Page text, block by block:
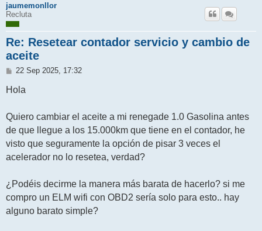
jaumemonllor
Recluta
Re: Resetear contador servicio y cambio de
aceite
M
n
j
e
22 Sep 2025, 17:32
Hola
Quiero cambiar el aceite a mi renegade 1.0 Gasolina antes
de que llegue a los 15.000km que tiene en el contador, he
visto que seguramente la opción de pisar 3 veces el
acelerador no lo resetea, verdad?
¿Podéis decirme la manera más barata de hacerlo? si me
compro un ELM wifi con OBD2 sería solo para esto.. hay
alguno barato simple?